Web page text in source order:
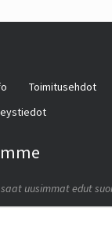
Toimitusehdot
uusimmat edut